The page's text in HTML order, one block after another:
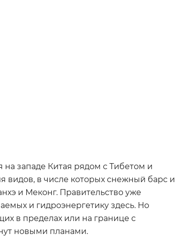
западе Китая рядом с Тибетом и
видов, в числе которых снежный барс и
и Меконг. Правительство уже
и гидроэнергетику здесь. Но
в пределах или на границе с
новыми планами.